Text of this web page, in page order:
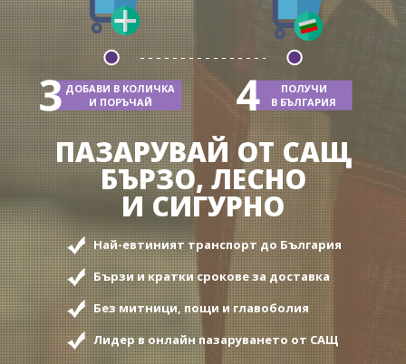
ДОБАВИ В КОЛИЧКА
И ПОРЪЧАЙ
ПОЛУЧИ
В БЪЛГАРИЯ
ПАЗАРУВАЙ OT САЩ
БЪРЗО, ЛЕСНО
И СИГУРНО
Най-евтиният транспорт до България
Бързи и кратки срокове за доставка
Без митници, пощи и главоболия
Лидер в онлайн пазаруването от САЩ